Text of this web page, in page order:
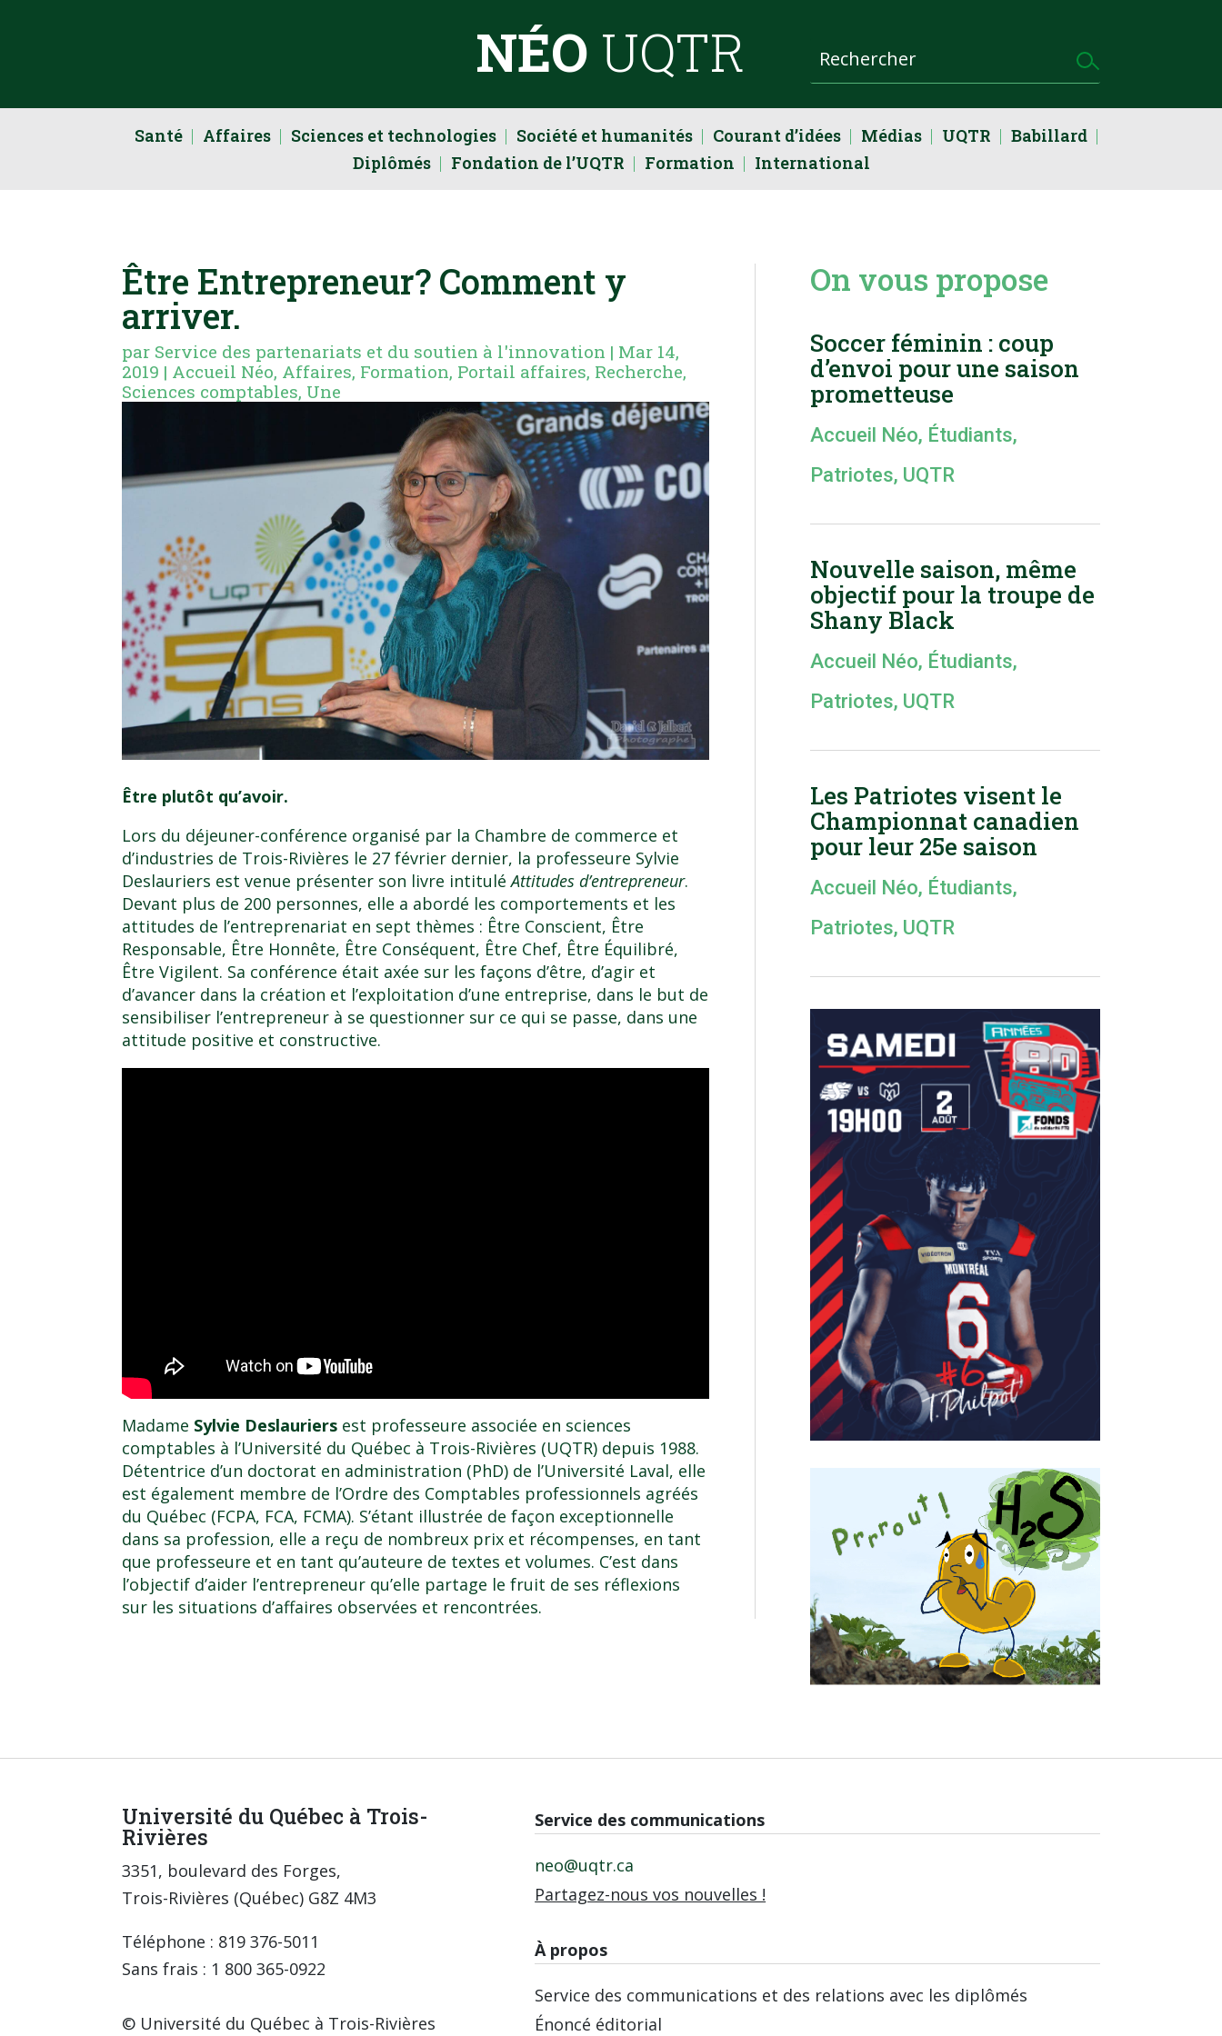
NÉO UQTR
Santé Affaires Sciences et technologies Société et humanités Courant d’idées Médias UQTR
Babillard
Diplômés
Fondation de l’UQTR Formation International
Être Entrepreneur? Comment y
arriver.
par Service des partenariats et du soutien à l'innovation | Mar 14,
2019 | Accueil Néo, Affaires, Formation, Portail affaires, Recherche,
Sciences comptables, Une
Être plutôt qu’avoir.
Lors du déjeuner-conférence organisé par la Chambre de commerce et
d’industries de Trois-Rivières le 27 février dernier, la professeure Sylvie
Deslauriers est venue présenter son livre intituléAttitudes d’entrepreneur.
Devant plus de 200 personnes, elle a abordé les comportements et les
attitudes de l’entreprenariat en sept thèmes : Être Conscient, Être
Responsable, Être Honnête, Être Conséquent, Être Chef, Être Équilibré,
Être Vigilent. Sa conférence était axée sur les façons d’être, d’agir et
d’avancer dans la création et l’exploitation d’une entreprise, dans le but de
sensibiliser l’entrepreneur à se questionner sur ce qui se passe, dans une
attitude positive et constructive.
Madame Sylvie Deslauriers est professeure associée en sciences
comptables à l’Université du Québec à Trois-Rivières (UQTR) depuis 1988.
Détentrice d’un doctorat en administration (PhD) de l’Université Laval, elle
est également membre de l’Ordre des Comptables professionnels agréés
du Québec (FCPA, FCA, FCMA). S’étant illustrée de façon exceptionnelle
dans sa profession, elle a reçu de nombreux prix et récompenses, en tant
que professeure et en tant qu’auteure de textes et volumes. C’est dans
l’objectif d’aider l’entrepreneur qu’elle partage le fruit de ses réflexions
sur les situations d’affaires observées et rencontrées.
On vous propose
Soccer féminin : coup
d’envoi pour une saison
prometteuse
Accueil Néo, Étudiants,
Patriotes, UQTR
Nouvelle saison, même
objectif pour la troupe de
Shany Black
Accueil Néo, Étudiants,
Patriotes, UQTR
Les Patriotes visent le
Championnat canadien
pour leur 25e saison
Accueil Néo, Étudiants,
Patriotes, UQTR
Université du Québec à Trois-
Rivières
3351, boulevard des Forges,
Trois-Rivières (Québec) G8Z 4M3
Téléphone : 819 376-5011
Sans frais : 1 800 365-0922
© Université du Québec à Trois-Rivières
Service des communications
neo@uqtr.ca
Partagez-nous vos nouvelles !
À propos
Service des communications et des relations avec les diplômés
Énoncé éditorial